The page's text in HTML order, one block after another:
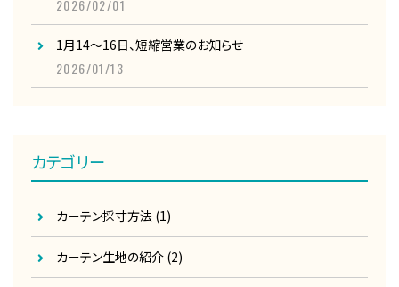
2026/02/01
1月14～16日、短縮営業のお知らせ
2026/01/13
カテゴリー
カーテン採寸方法 (1)
カーテン生地の紹介 (2)